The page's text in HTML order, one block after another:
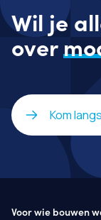
Wil je
over
Kom
Voor wie bouwen